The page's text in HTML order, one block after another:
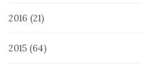
2016 (21)
2015 (64)